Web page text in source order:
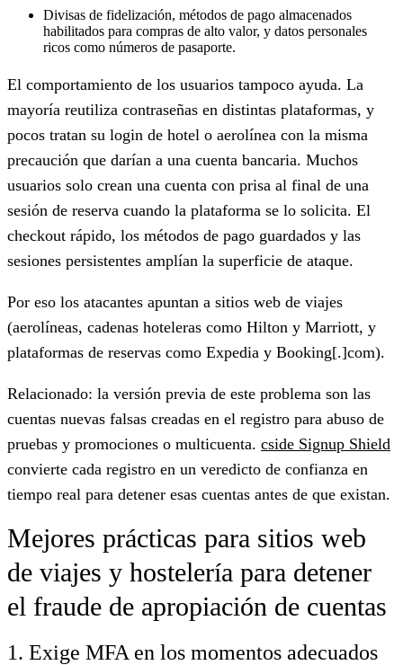
Divisas de fidelización, métodos de pago almacenados
habilitados para compras de alto valor, y datos personales
ricos como números de pasaporte.
El comportamiento de los usuarios tampoco ayuda. La
mayoría reutiliza contraseñas en distintas plataformas, y
pocos tratan su login de hotel o aerolínea con la misma
precaución que darían a una cuenta bancaria. Muchos
usuarios solo crean una cuenta con prisa al final de una
sesión de reserva cuando la plataforma se lo solicita. El
checkout rápido, los métodos de pago guardados y las
sesiones persistentes amplían la superficie de ataque.
Por eso los atacantes apuntan a sitios web de viajes
(aerolíneas, cadenas hoteleras como Hilton y Marriott, y
plataformas de reservas como Expedia y Booking[.]com).
Relacionado: la versión previa de este problema son las
cuentas nuevas falsas creadas en el registro para abuso de
pruebas y promociones o multicuenta. cside Signup Shield
convierte cada registro en un veredicto de confianza en
tiempo real para detener esas cuentas antes de que existan.
Mejores prácticas para sitios web
de viajes y hostelería para detener
el fraude de apropiación de cuentas
1. Exige MFA en los momentos adecuados